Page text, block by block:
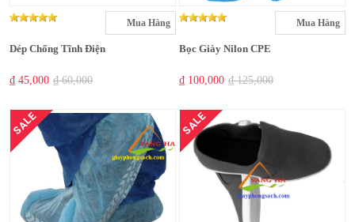
Mua Hàng
Dép Chống Tĩnh Điện
₫ 45,000 ₫ 60,000
Mua Hàng
Bọc Giày Nilon CPE
₫ 100,000 ₫ 125,000
SALE SALE